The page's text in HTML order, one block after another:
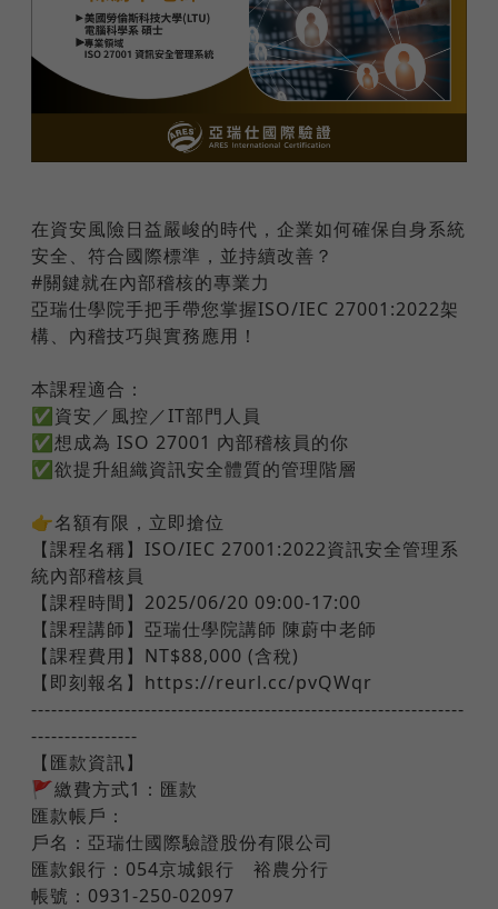
在資安風險日益嚴峻的時代，企業如何確保自身系統
安全、符合國際標準，並持續改善？
#關鍵就在內部稽核的專業力
亞瑞仕學院手把手帶您掌握ISO/IEC 27001:2022架
構、內稽技巧與實務應用！
本課程適合：
✅資安／風控／IT部門人員
✅想成為 ISO 27001 內部稽核員的你
✅欲提升組織資訊安全體質的管理階層
👉名額有限，立即搶位
【課程名稱】ISO/IEC 27001:2022資訊安全管理系
統內部稽核員
【課程時間】2025/06/20 09:00-17:00
【課程講師】亞瑞仕學院講師 陳蔚中老師
【課程費用】NT$88,000 (含稅)
【即刻報名】https://reurl.cc/pvQWqr
-----------------------------------------------------------------
----------------
​【匯款資訊】
🚩繳費方式1：匯款
匯款帳戶：
戶名：亞瑞仕國際驗證股份有限公司
匯款銀行：054京城銀行 裕農分行
帳號：0931-250-02097